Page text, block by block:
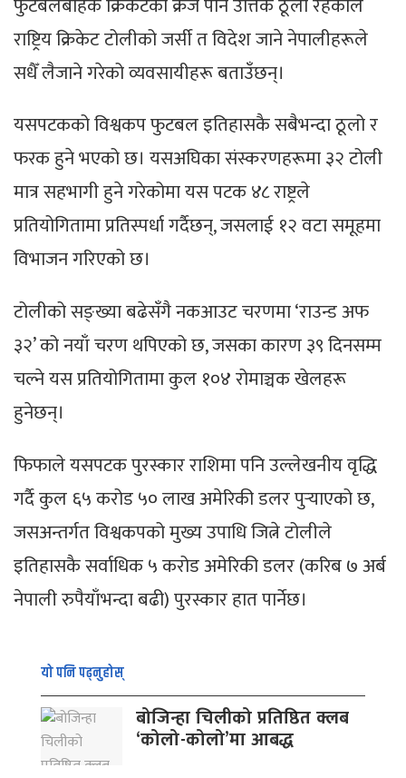
राष्ट्रिय क्रिकेट टोलीको जर्सी त विदेश जाने नेपालीहरूले
सधैँ लैजाने गरेको व्यवसायीहरू बताउँछन्।
यसपटकको विश्वकप फुटबल इतिहासकै सबैभन्दा ठूलो र
फरक हुने भएको छ। यसअघिका संस्करणहरूमा ३२ टोली
मात्र सहभागी हुने गरेकोमा यस पटक ४८ राष्ट्रले
प्रतियोगितामा प्रतिस्पर्धा गर्दैछन्, जसलाई १२ वटा समूहमा
विभाजन गरिएको छ।
टोलीको सङ्ख्या बढेसँगै नकआउट चरणमा ‘राउन्ड अफ
३२’ को नयाँ चरण थपिएको छ, जसका कारण ३९ दिनसम्म
चल्ने यस प्रतियोगितामा कुल १०४ रोमाञ्चक खेलहरू
हुनेछन्।
फिफाले यसपटक पुरस्कार राशिमा पनि उल्लेखनीय वृद्धि
गर्दै कुल ६५ करोड ५० लाख अमेरिकी डलर पुर्‍याएको छ,
जसअन्तर्गत विश्वकपको मुख्य उपाधि जित्ने टोलीले
इतिहासकै सर्वाधिक ५ करोड अमेरिकी डलर (करिब ७ अर्ब
नेपाली रुपैयाँभन्दा बढी) पुरस्कार हात पार्नेछ।
यो पनि पढ्नुहोस्
बोजिन्हा चिलीको प्रतिष्ठित क्लब
‘कोलो-कोलो’मा आबद्ध